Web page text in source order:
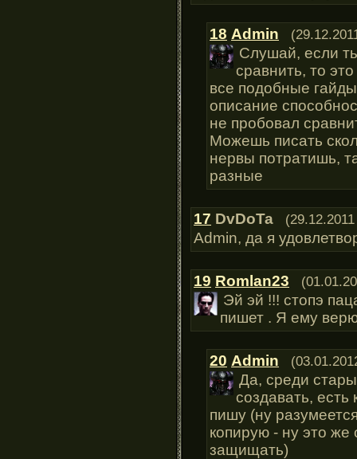
18 Admin
Слушай, если
сравнить, то
все подобные
описание
не пробовал
Можешь писать
нервы потратишь,
разные
17 DvDoTa
Admin, да я
19 Romlan23
Эй эй !!! стопэ
пишет . Я ему
20 Admin
Да, среди
создавать,
пишу (ну
копирую - ну это
защищать)